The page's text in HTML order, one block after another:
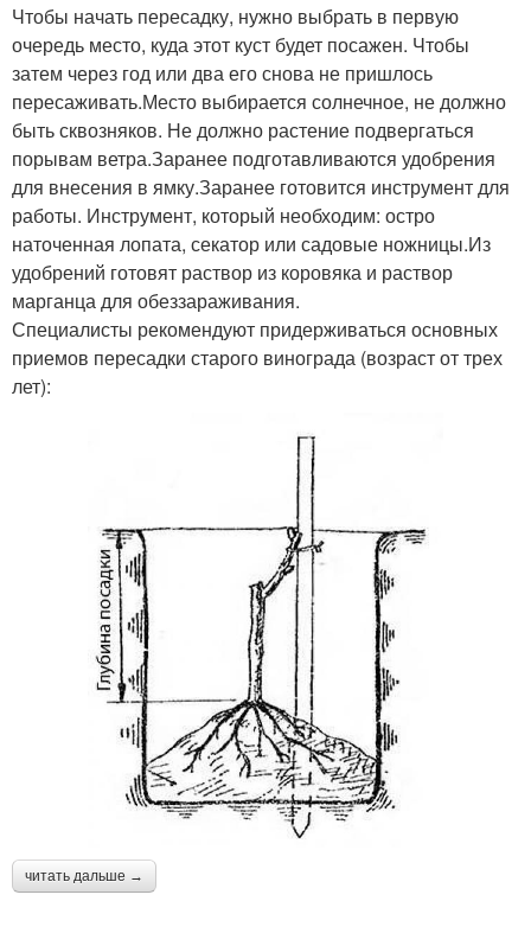
Чтобы начать пересадку, нужно выбрать в первую
очередь место, куда этот куст будет посажен. Чтобы
затем через год или два его снова не пришлось
пересаживать.Место выбирается солнечное, не должно
быть сквозняков. Не должно растение подвергаться
порывам ветра.Заранее подготавливаются удобрения
для внесения в ямку.Заранее готовится инструмент для
работы. Инструмент, который необходим: остро
наточенная лопата, секатор или садовые ножницы.Из
удобрений готовят раствор из коровяка и раствор
марганца для обеззараживания.
Специалисты рекомендуют придерживаться основных
приемов пересадки старого винограда (возраст от трех
лет):
читать дальше →